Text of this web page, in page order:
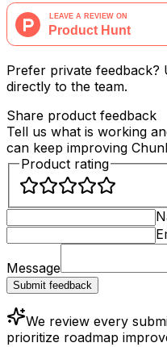
Prefer private feedback?
directly to the team.
Share product feedback
Tell us what is working
can keep improving
Product rating
Message
Submit feedback
We review every
prioritize roadmap